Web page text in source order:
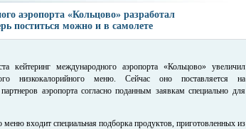
аэропорта «Кольцово» разработал
поститься можно и в самолете
кейтеринг международного аэропорта «Кольцово» увеличил
низкокалорийного меню. Сейчас оно поставляется на
аэропорта согласно поданным заявкам специально для
меню входит специальная подборка продуктов, приготовленных из